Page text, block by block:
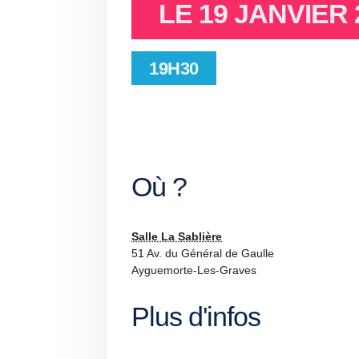
LE 19 JANVIER
19H30
Où ?
Salle La Sablière
51 Av. du Général de Gaulle
Ayguemorte-Les-Graves
Plus d'infos